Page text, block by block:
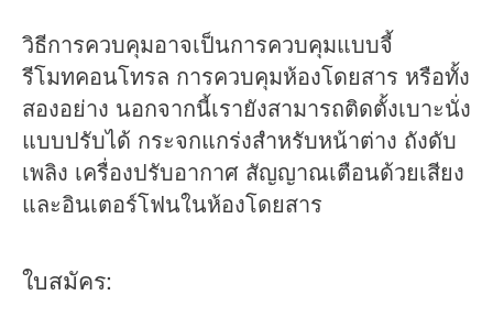
วิธีการควบคุมอาจเป็นการควบคุมแบบจี้
รีโมทคอนโทรล การควบคุมห้องโดยสาร หรือทั้ง
สองอย่าง นอกจากนี้เรายังสามารถติดตั้งเบาะนั่ง
แบบปรับได้ กระจกแกร่งสำหรับหน้าต่าง ถังดับ
เพลิง เครื่องปรับอากาศ สัญญาณเตือนด้วยเสียง
และอินเตอร์โฟนในห้องโดยสาร
ใบสมัคร: